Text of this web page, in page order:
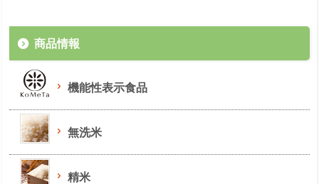
商品情報
機能性表示食品
無洗米
精米